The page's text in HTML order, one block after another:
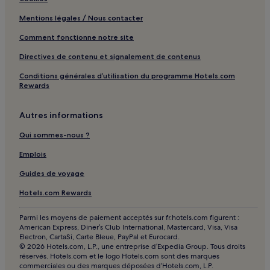
Orléans Métropole : hôtels
Loiret : hôtels
Mentions légales / Nous contacter
Comment fonctionne notre site
Directives de contenu et signalement de contenus
Conditions générales d’utilisation du programme Hotels.com
Rewards
Autres informations
Qui sommes-nous ?
Emplois
Guides de voyage
Hotels.com Rewards
Parmi les moyens de paiement acceptés sur fr.hotels.com figurent :
American Express, Diner’s Club International, Mastercard, Visa, Visa
Electron, CartaSi, Carte Bleue, PayPal et Eurocard.
© 2026 Hotels.com, L.P., une entreprise d’Expedia Group. Tous droits
réservés. Hotels.com et le logo Hotels.com sont des marques
commerciales ou des marques déposées d’Hotels.com, L.P.